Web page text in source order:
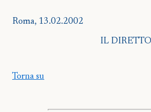
Roma, 13.02.2002
IL
Torna su